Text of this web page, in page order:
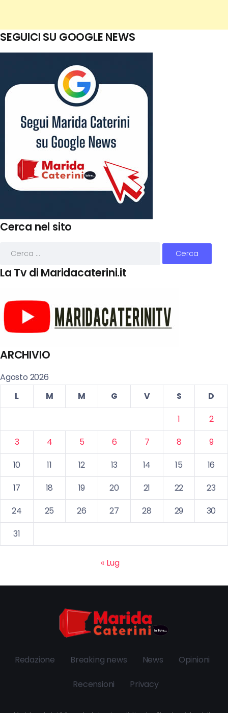
SEGUICI SU GOOGLE NEWS
Cerca nel sito
La Tv di Maridacaterini.it
ARCHIVIO
Agosto 2026
L
M M G V S
D
1
2
3
4 5 6 7 8
9
10
11 12 13 14 15
16
17
18 19 20 21 22
23
24
25 26 27 28 29
30
31
« Lug
Redazione Breaking news News Opinioni
Recensioni Privacy